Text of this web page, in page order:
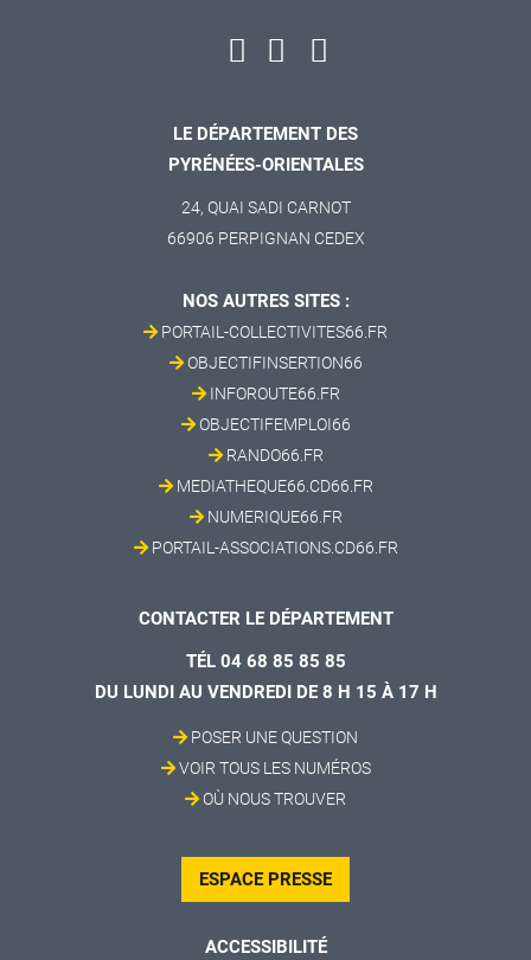
LE DÉPARTEMENT DES
PYRÉNÉES-ORIENTALES
24, QUAI SADI CARNOT
66906 PERPIGNAN CEDEX
NOS AUTRES SITES :
PORTAIL-COLLECTIVITES66.FR
OBJECTIFINSERTION66
INFOROUTE66.FR
OBJECTIFEMPLOI66
RANDO66.FR
MEDIATHEQUE66.CD66.FR
NUMERIQUE66.FR
PORTAIL-ASSOCIATIONS.CD66.FR
CONTACTER LE DÉPARTEMENT
TÉL 04 68 85 85 85
DU LUNDI AU VENDREDI DE 8 H 15 À 17 H
POSER UNE QUESTION
VOIR TOUS LES NUMÉROS
OÙ NOUS TROUVER
ESPACE PRESSE
ACCESSIBILITÉ